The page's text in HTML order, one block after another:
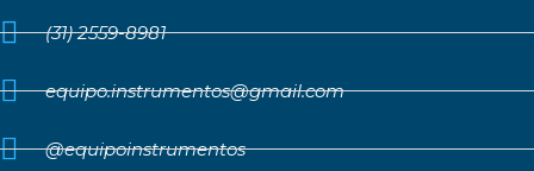
(31) 2559-8981
equipo.instrumentos@gmail.com
@equipoinstrumentos